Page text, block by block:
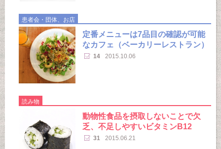
患者会・団体、お店
定番メニューは7品目の確認が可能
なカフェ（ベーカリーレストラン）
14 2015.10.06
読み物
動物性食品を摂取しないことで欠
乏、不足しやすいビタミンB12
31 2015.06.21